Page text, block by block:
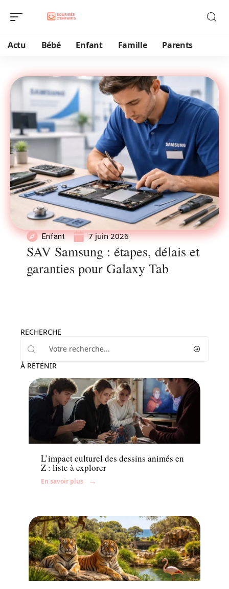
Actu Bébé Enfant Famille Parents
Enfant 7 juin 2026
SAV Samsung : étapes, délais et
garanties pour Galaxy Tab
RECHERCHE
À RETENIR
Famille
L’impact culturel des dessins animés en
Z : liste à explorer
En savoir plus
Famille